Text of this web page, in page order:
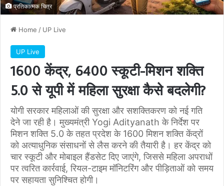
प्रतिकात्मक चित्र
Home / UP Live
UP Live
1600 केंद्र, 6400 स्कूटी-मिशन शक्ति
5.0 से यूपी में महिला सुरक्षा कैसे बदलेगी?
योगी सरकार महिलाओं की सुरक्षा और सशक्तिकरण को नई गति
देने जा रही है। मुख्यमंत्री Yogi Adityanath के निर्देश पर
मिशन शक्ति 5.0 के तहत प्रदेश के 1600 मिशन शक्ति केंद्रों
को अत्याधुनिक संसाधनों से लैस करने की तैयारी है। हर केंद्र को
चार स्कूटी और मोबाइल हैंडसेट दिए जाएंगे, जिससे महिला अपराधों
पर त्वरित कार्रवाई, रियल-टाइम मॉनिटरिंग और पीड़िताओं को समय
पर सहायता सुनिश्चित होगी।